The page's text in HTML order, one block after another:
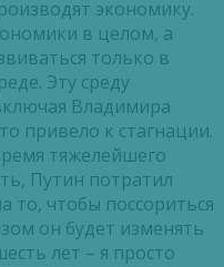
экономику.
в целом, а
только в
Эту среду
Владимира
привело к стагнации.
тяжелейшего
Путин потратил
то, чтобы поссориться
он будет изменять
лет – я просто